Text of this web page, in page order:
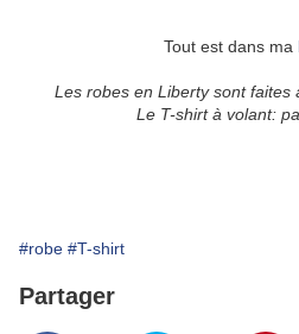
Tout est dans ma
Les robes en Liberty sont faites
Le T-shirt à volant:
#robe #T-shirt
Partager